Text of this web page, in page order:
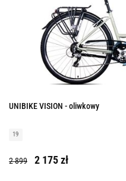
UNIBIKE VISION - oliwkowy
19
2 899 2 175 zł